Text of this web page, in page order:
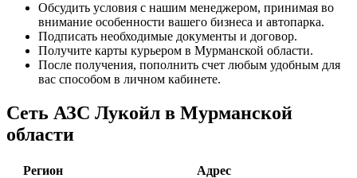
Обсудить условия с нашим менеджером, принимая во
внимание особенности вашего бизнеса и автопарка.
Подписать необходимые документы и договор.
Получите карты курьером в Мурманской области.
После получения, пополнить счет любым удобным для
вас способом в личном кабинете.
Сеть АЗС Лукойл в Мурманской
области
Регион
Адрес